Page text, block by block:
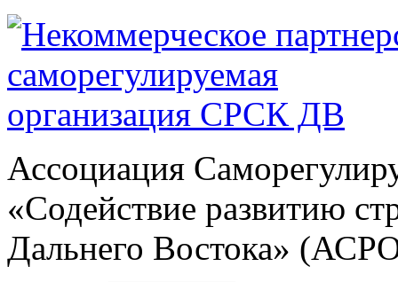
Ассоциация
«Содействие развитию
Дальнего Востока»